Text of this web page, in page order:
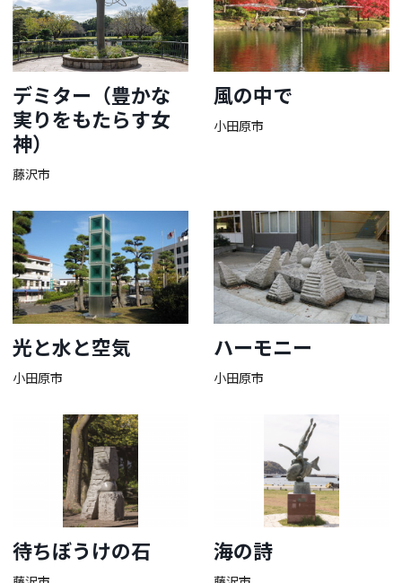
デミター（豊かな
実りをもたらす女
神）
藤沢市
風の中で
小田原市
光と水と空気
小田原市
ハーモニー
小田原市
待ちぼうけの石 海の詩